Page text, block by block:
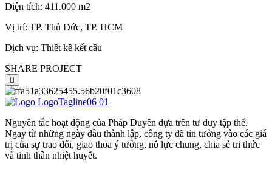
Diện tích: 411.000 m2
Vị trí: TP. Thủ Đức, TP. HCM
Dịch vụ: Thiết kế kết cấu
SHARE PROJECT
Nguyên tắc hoạt động của Pháp Duyên dựa trên tư duy tập thể.
Ngay từ những ngày đầu thành lập, công ty đã tin tưởng vào các giá
trị của sự trao đổi, giao thoa ý tưởng, nỗ lực chung, chia sẻ tri thức
và tinh thần nhiệt huyết.